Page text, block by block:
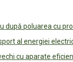
după poluarea cu
al energiei
cu aparate